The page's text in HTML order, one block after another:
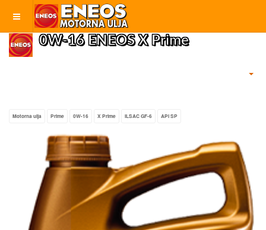
0W-16 ENEOS X Prime
Motorna ulja Prime 0W-16 X Prime ILSAC GF-6 API SP